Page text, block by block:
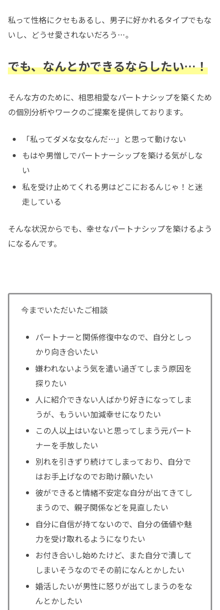
私って性格にクセもあるし、男子に好かれるタイプでもな
いし、どうせ愛されないだろう…。
でも、なんとかできるならしたい…！
そんな方のために、相思相愛なパートナシップを築くため
の個別分析やワークのご提案を提供しております。
「私ってダメな女なんだ…」と思って動けない
もはや男憎しでパートナーシップを築ける気がしな
い
私を受け止めてくれる男はどこにおるんじゃ！と迷
走している
そんな状況からでも、幸せなパートナシップを築けるよう
になるんです。
今までいただいたご相談
パートナーと関係修復中なので、自分としっ
かり向き合いたい
嫌われないよう気を遣い過ぎてしまう原因を
探りたい
人に紹介できない人ばかり好きになってしま
うが、もういい加減幸せになりたい
この人以上はいないと思ってしまう元パート
ナーを手放したい
別れを引きずり続けてしまっており、自分で
はお手上げなのでお助け願いたい
彼ができると情緒不安定な自分が出てきてし
まうので、親子関係などを見直したい
自分に自信が持てないので、自分の価値や魅
力を受け取れるようになりたい
お付き合いし始めたけど、また自分で潰して
しまいそうなのでその前になんとかしたい
婚活したいが男性に怒りが出てしまうのをな
んとかしたい